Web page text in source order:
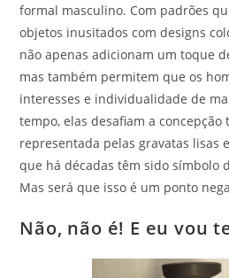
formal masculino. Com padrões
objetos inusitados com designs
não apenas adicionam um toque
mas também permitem que os
interesses e individualidade de
tempo, elas desafiam a
representada pelas gravatas lisas
que há décadas têm sido símbolo
Mas será que isso é um ponto
Não, não é! E eu vou